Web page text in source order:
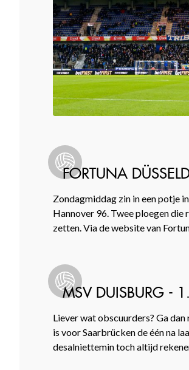
FORTUNA
Zondagmiddag zin in een potje
Hannover 96. Twee ploegen die
zetten. Via de website van
MSV DUISBURG -
Liever wat obscuurders? Ga
is voor Saarbrücken de één na
desalniettemin toch altijd